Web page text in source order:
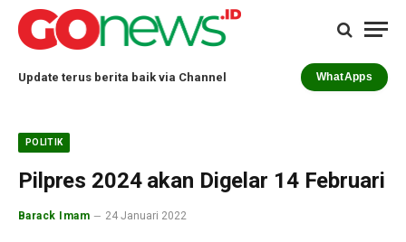
Update terus berita baik via Channel WhatApps
POLITIK
Pilpres 2024 akan Digelar 14 Februari
Barack Imam 24 Januari 2022